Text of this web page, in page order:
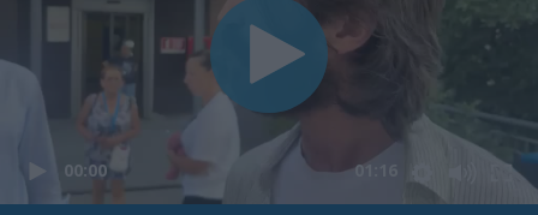
00:00 01:16